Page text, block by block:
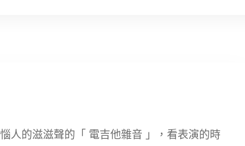
人的滋滋聲的「 電吉他雜音 」，看表演的時